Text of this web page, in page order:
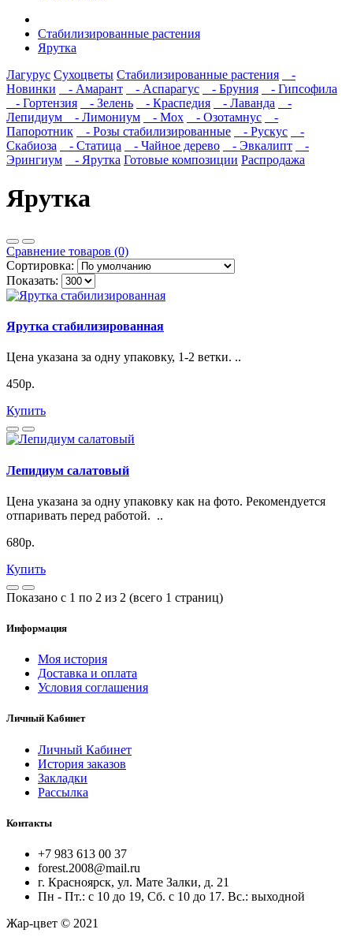
Стабилизированные растения
Ярутка
Лагурус Сухоцветы Стабилизированные растения
-
Новинки
- Амарант - Аспарагус - Бруния
- Гипсофила
- Гортензия
- Зелень - Краспедия - Лаванда
-
Лепидиум
- Лимониум - Мох - Озотамнус
-
Папоротник
- Розы стабилизированные - Рускус
-
Скабиоза
- Статица - Чайное дерево - Эвкалипт
-
Эрингиум
- Ярутка Готовые композиции Распродажа
Ярутка
Сравнение товаров (0)
Сортировка:
Показать:
Ярутка стабилизированная
Цена указана за одну упаковку, 1-2 ветки. ..
450р.
Купить
Лепидиум салатовый
Цена указана за одну упаковку как на фото. Рекомендуется
отпаривать перед работой. ..
680р.
Купить
Показано с 1 по 2 из 2 (всего 1 страниц)
Информация
Моя история
Доставка и оплата
Условия соглашения
Личный Кабинет
Личный Кабинет
История заказов
Закладки
Рассылка
Контакты
+7 983 613 00 37
forest.2008@mail.ru
г. Красноярск, ул. Мате Залки, д. 21
Пн - Пт.: с 10 до 19, Сб. с 10 до 17. Вс.: выходной
Жар-цвет © 2021